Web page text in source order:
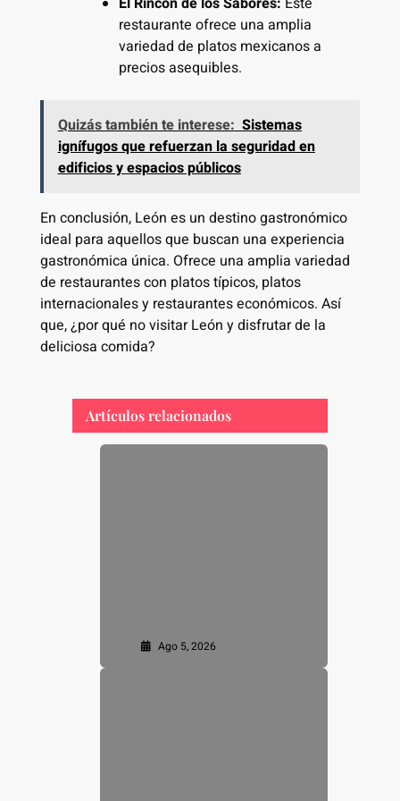
restaurante ofrece una amplia
variedad de platos mexicanos a
precios asequibles.
Quizás también te interese: Sistemas
ignífugos que refuerzan la seguridad en
edificios y espacios públicos
En conclusión, León es un destino gastronómico
ideal para aquellos que buscan una experiencia
gastronómica única. Ofrece una amplia variedad
de restaurantes con platos típicos, platos
internacionales y restaurantes económicos. Así
que, ¿por qué no visitar León y disfrutar de la
deliciosa comida?
Artículos relacionados
Ago 5, 2026